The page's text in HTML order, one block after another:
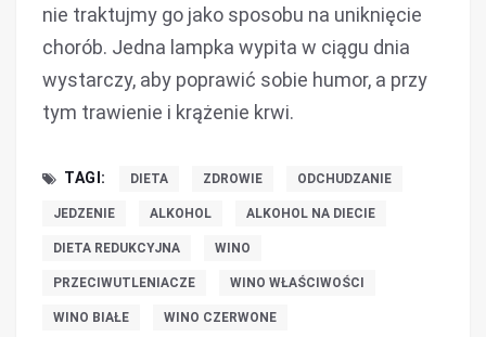
nie traktujmy go jako sposobu na uniknięcie
chorób. Jedna lampka wypita w ciągu dnia
wystarczy, aby poprawić sobie humor, a przy
tym trawienie i krążenie krwi.
TAGI: DIETA ZDROWIE ODCHUDZANIE
JEDZENIE ALKOHOL ALKOHOL NA DIECIE
DIETA REDUKCYJNA WINO
PRZECIWUTLENIACZE WINO WŁAŚCIWOŚCI
WINO BIAŁE WINO CZERWONE